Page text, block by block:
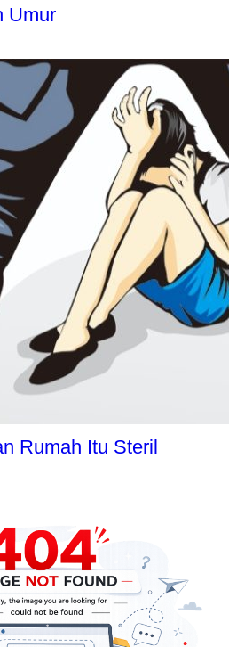
Umur
Rumah Itu Steril